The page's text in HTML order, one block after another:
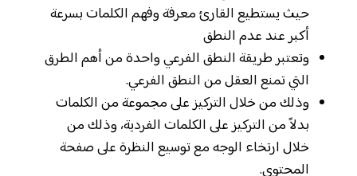
حيث يستطيع القارئ معرفة وفهم الكلمات بسرعة
أكبر عند عدم النطق
وتعتبر طريقة النطق الفرعي واحدة من أهم الطرق
التي تمنع العقل من النطق الفرعي.
وذلك من خلال التركيز على مجموعة من الكلمات
بدلاً من التركيز على الكلمات الفردية، وذلك من
خلال ارتخاء الوجه مع توسيع النظرة على صفحة
المحتوى.